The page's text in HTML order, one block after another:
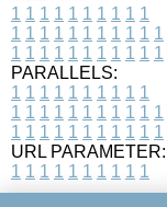
1 1 1 1 1 1 1 1 1 1
1 1 1 1 1 1 1 1 1 1 1
1 1 1 1 1 1 1 1 1 1 1
PARALLELS:
1 1 1 1 1 1 1 1 1 1
1 1 1 1 1 1 1 1 1 1 1
1 1 1 1 1 1 1 1 1 1 1
URL PARAMETER:
1 1 1 1 1 1 1 1 1 1